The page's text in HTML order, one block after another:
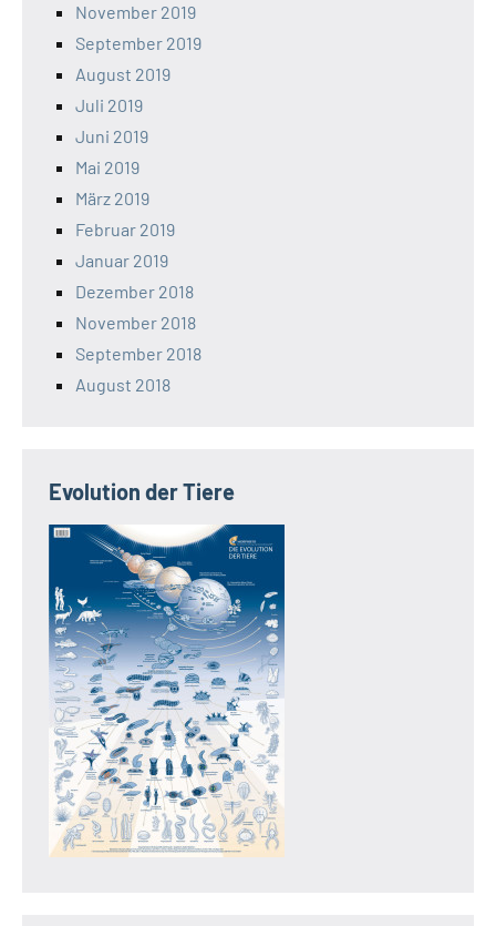
November 2019
September 2019
August 2019
Juli 2019
Juni 2019
Mai 2019
März 2019
Februar 2019
Januar 2019
Dezember 2018
November 2018
September 2018
August 2018
Evolution der Tiere